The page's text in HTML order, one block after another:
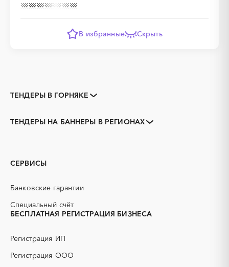
В избранные Скрыть
ТЕНДЕРЫ В ГОРНЯКЕ
Тендеры заводов
1С
PR
АЭС
активные добавки)
ТЕНДЕРЫ НА БАННЕРЫ В РЕГИОНАХ
Новоалтайск
СЕРВИСЫ
Банковские гарантии
Специальный счёт
БЕСПЛАТНАЯ РЕГИСТРАЦИЯ БИЗНЕСА
Регистрация ИП
Регистрация ООО